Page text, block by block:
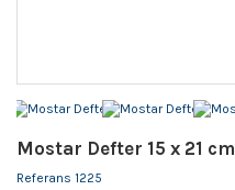
Mostar Defter 15 x 21 cm
Referans 1225